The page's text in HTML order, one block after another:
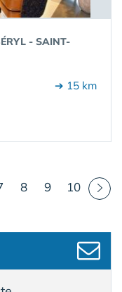
- SAINT-
➔ 15 km
8 9 10